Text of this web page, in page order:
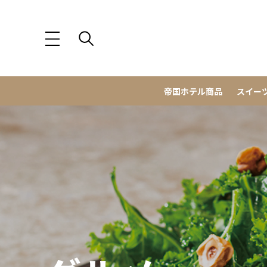
帝国ホテル商品 スイー